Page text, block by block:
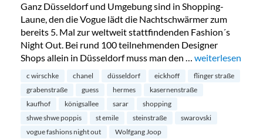
Ganz Düsseldorf und Umgebung sind in Shopping-
Laune, den die Vogue lädt die Nachtschwärmer zum
bereits 5. Mal zur weltweit stattfindenden Fashion´s
Night Out. Bei rund 100 teilnehmenden Designer
Shops allein in Düsseldorf muss man den … „Vogue
weiterlesen
c wirschke chanel düsseldorf eickhoff
flinger straße
grabenstraße
guess hermes
kasernenstraße
kaufhof
königsallee sarar
shopping
shwe shwe poppis
st emile steinstraße
swarovski
vogue fashions night out
Wolfgang Joop